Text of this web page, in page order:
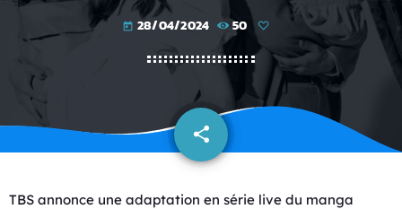
today 28/04/2024 50
share
email
TBS annonce une adaptation en série live du manga